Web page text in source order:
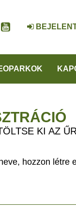
KI AZ
hozzon létre